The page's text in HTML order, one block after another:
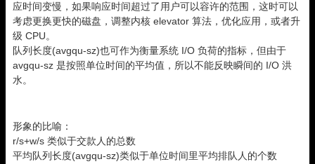
应时间变慢，如果响应时间超过了用户可以容许的范围，这时可以
考虑更换更快的磁盘，调整内核 elevator 算法，优化应用，或者升
级 CPU。
队列长度(avgqu-sz)也可作为衡量系统 I/O 负荷的指标，但由于
avgqu-sz 是按照单位时间的平均值，所以不能反映瞬间的 I/O 洪
水。
形象的比喻：
r/s+w/s 类似于交款人的总数
平均队列长度(avgqu-sz)类似于单位时间里平均排队人的个数